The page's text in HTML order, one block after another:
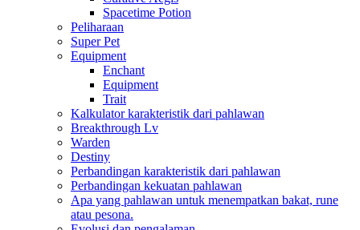
Spacetime Potion
Peliharaan
Super Pet
Equipment
Enchant
Equipment
Trait
Kalkulator karakteristik dari pahlawan
Breakthrough Lv
Warden
Destiny
Perbandingan karakteristik dari pahlawan
Perbandingan kekuatan pahlawan
Apa yang pahlawan untuk menempatkan bakat, rune
atau pesona.